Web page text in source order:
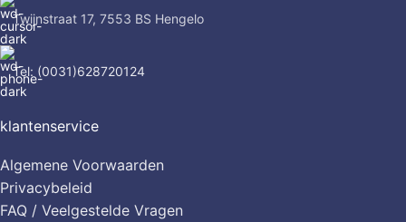
Twijnstraat 17, 7553 BS Hengelo
Tel: (0031)628720124
klantenservice
Algemene Voorwaarden
Privacybeleid
FAQ / Veelgestelde Vragen